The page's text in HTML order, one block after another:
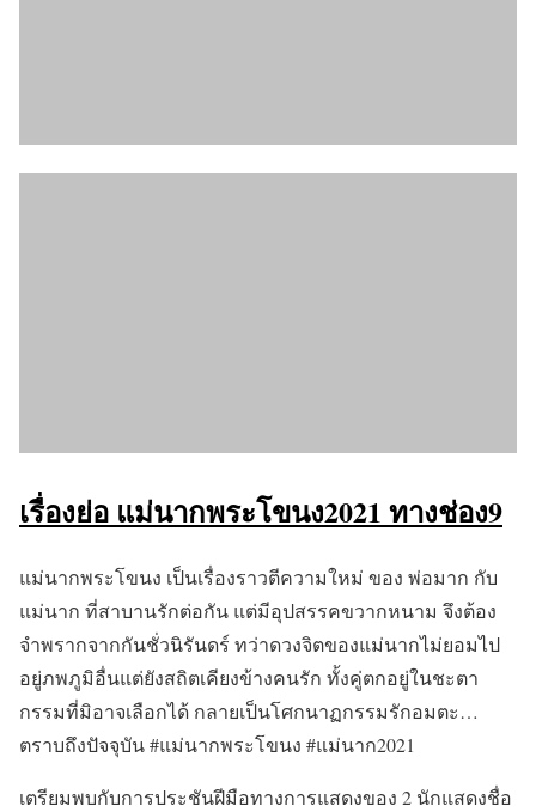
เรื่องย่อ แม่นากพระโขนง2021 ทางช่อง9
แม่นากพระโขนง เป็นเรื่องราวตีความใหม่ ของ พ่อมาก กับ
แม่นาก ที่สาบานรักต่อกัน แต่มีอุปสรรคขวากหนาม จึงต้อง
จำพรากจากกันชั่วนิรันดร์ ทว่าดวงจิตของแม่นากไม่ยอมไป
อยู่ภพภูมิอื่นแต่ยังสถิตเคียงข้างคนรัก ทั้งคู่ตกอยู่ในชะตา
กรรมที่มิอาจเลือกได้ กลายเป็นโศกนาฏกรรมรักอมตะ…
ตราบถึงปัจจุบัน #แม่นากพระโขนง #แม่นาก2021
เตรียมพบกับการประชันฝีมือทางการแสดงของ 2 นักแสดงชื่อ